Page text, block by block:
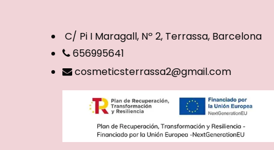
C/ Pi I Maragall, Nº 2, Terrassa, Barcelona
656995641
cosmeticsterrassa2@gmail.com